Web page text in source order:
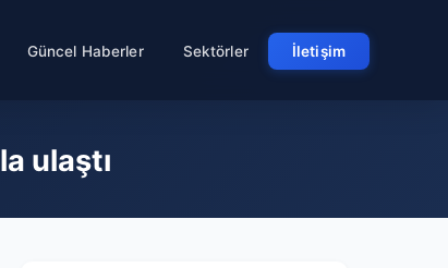
Güncel Haberler Sektörler İletişim
ulaştı